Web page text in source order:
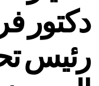
دكتور
رئيس